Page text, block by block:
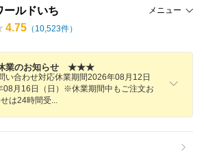
ールドいち メニュー
4.75 （ 10,523件）
のお知らせ ★★★
い合わせ対応休業期間2026年08月12日
08月16日（日）※休業期間中もご注文お
は24時間受